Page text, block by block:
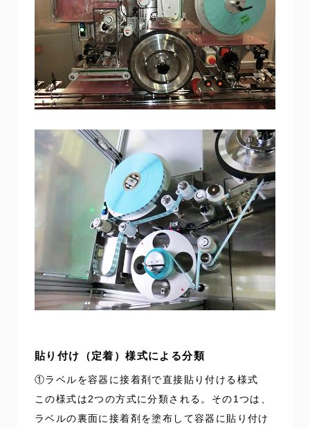
貼り付け（定着）様式による分類
①ラベルを容器に接着剤で直接貼り付ける様式
この様式は2つの方式に分類される。その1つは、
ラベルの裏面に接着剤を塗布して容器に貼り付け